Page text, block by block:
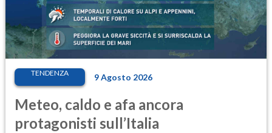
TENDENZA 9 Agosto 2026
Meteo, caldo e afa ancora
protagonisti sull’Italia